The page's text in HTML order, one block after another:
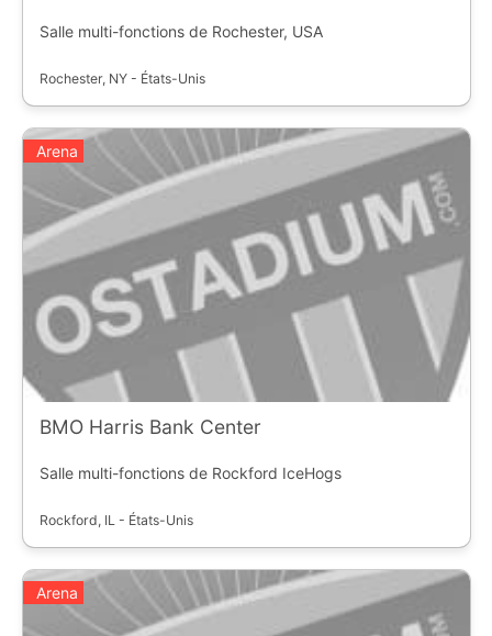
Salle multi-fonctions de Rochester, USA
Rochester, NY - États-Unis
Arena
BMO Harris Bank Center
Salle multi-fonctions de Rockford IceHogs
Rockford, IL - États-Unis
Arena